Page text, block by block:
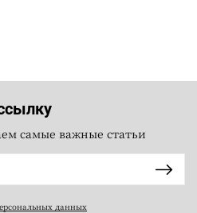
самые важные статьи
данных